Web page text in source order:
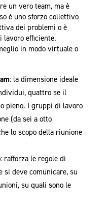
un vero team, ma è
è uno sforzo collettivo
dei problemi o è
lavoro efficiente.
in modo virtuale o
: la dimensione ideale
quattro se il
pieno. I gruppi di lavoro
(da sei a otto
lo scopo della riunione
: rafforza le regole di
si deve comunicare, su
su quali sono le